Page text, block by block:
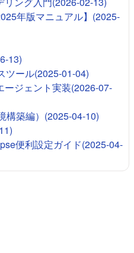
年版マニュアル】(2025-
13)
ツール(2025-01-04)
ジェント実装(2026-07-
構築編）(2025-04-10)
便利設定ガイド(2025-04-